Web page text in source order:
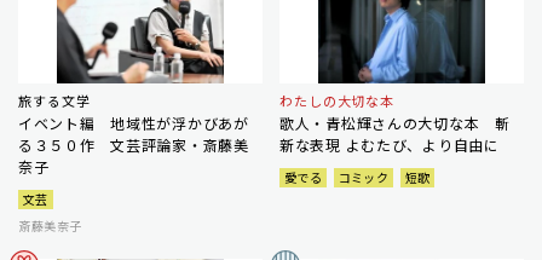
旅する文学
イベント編 地域性が浮かびあが
る３５０作 文芸評論家・斎藤美
奈子
文芸
斎藤美奈子
わたしの大切な本
歌人・青松輝さんの大切な本 斬
新な表現 よむたび、より自由に
愛でる コミック 短歌